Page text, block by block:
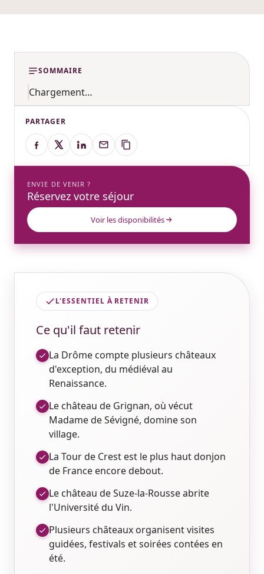
SOMMAIRE
Chargement…
PARTAGER
ENVIE DE VENIR ?
Réservez votre séjour
Voir les disponibilités
L'ESSENTIEL À RETENIR
Ce qu'il faut retenir
La Drôme compte plusieurs châteaux
d'exception, du médiéval au
Renaissance.
Le château de Grignan, où vécut
Madame de Sévigné, domine son
village.
La Tour de Crest est le plus haut donjon
de France encore debout.
Le château de Suze-la-Rousse abrite
l'Université du Vin.
Plusieurs châteaux organisent visites
guidées, festivals et soirées contées en
été.